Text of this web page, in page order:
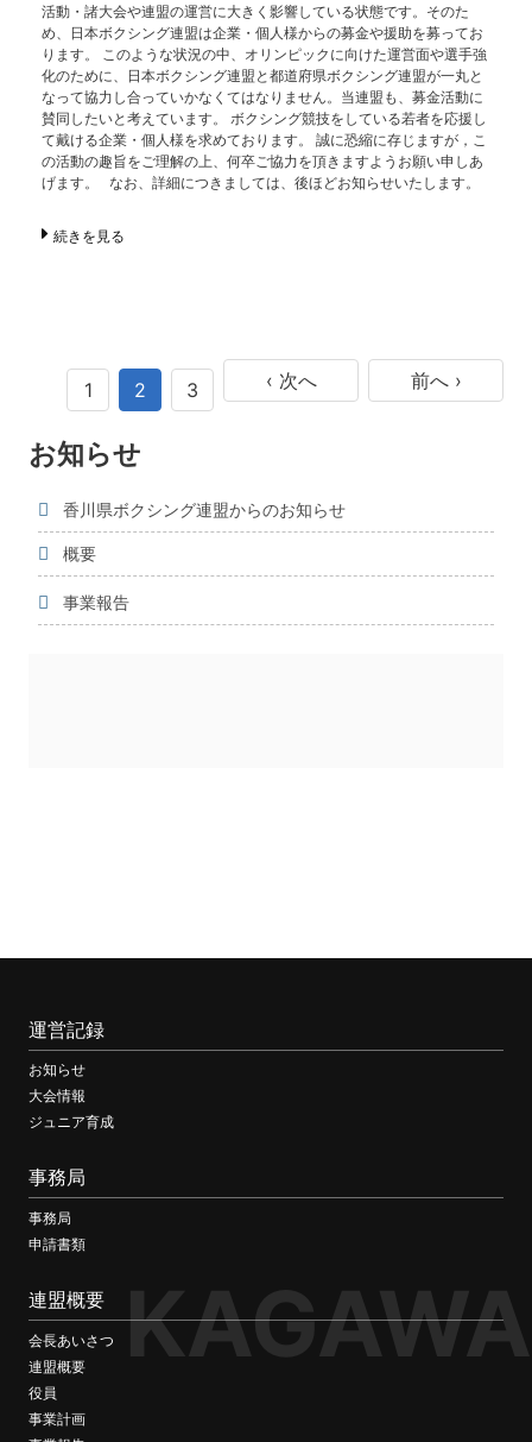
活動・諸大会や連盟の運営に大きく影響している状態です。そのた
め、日本ボクシング連盟は企業・個人様からの募金や援助を募ってお
ります。 このような状況の中、オリンピックに向けた運営面や選手強
化のために、日本ボクシング連盟と都道府県ボクシング連盟が一丸と
なって協力し合っていかなくてはなりません。当連盟も、募金活動に
賛同したいと考えています。 ボクシング競技をしている若者を応援し
て戴ける企業・個人様を求めております。 誠に恐縮に存じますが，こ
の活動の趣旨をご理解の上、何卒ご協力を頂きますようお願い申しあ
げます。 なお、詳細につきましては、後ほどお知らせいたします。
続きを見る
‹ 次へ 前へ ›
1 2 3
お知らせ
香川県ボクシング連盟からのお知らせ
概要
事業報告
KAGAWA
運営記録
お知らせ
大会情報
ジュニア育成
事務局
事務局
申請書類
連盟概要
会長あいさつ
連盟概要
役員
事業計画